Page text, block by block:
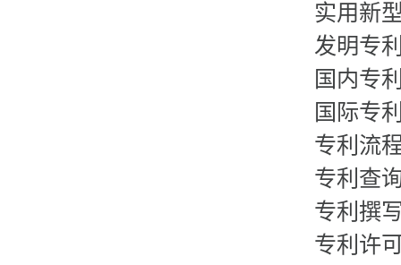
实用新
发明专
国内专
国际专
专利流
专利查
专利撰
专利许